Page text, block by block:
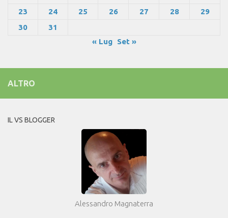
23 24 25 26 27 28
29
30
31
« Lug
Set »
ALTRO
IL VS BLOGGER
Alessandro Magnaterra